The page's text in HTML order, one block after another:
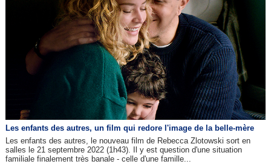
Les enfants des autres​, un film qui redore l'image de la belle-mère
Les enfants des autres, le nouveau film de Rebecca Zlotowski sort en
salles le 21 septembre 2022 (1h43). Il y est question d'une situation
familiale finalement très banale - celle d'une famille...